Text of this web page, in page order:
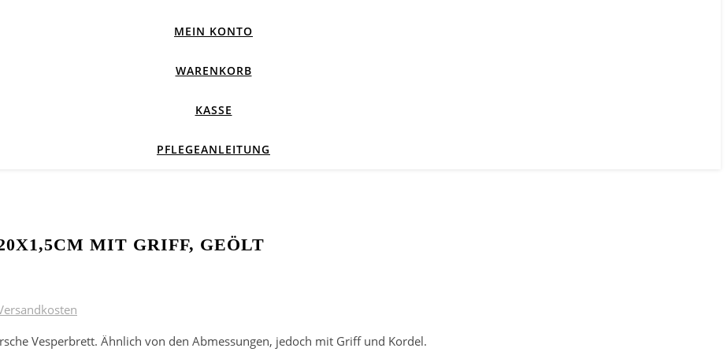
MEIN KONTO
WARENKORB
KASSE
PFLEGEANLEITUNG
MIT GRIFF, GEÖLT
Vesperbrett. Ähnlich von den Abmessungen, jedoch mit Griff und Kordel.